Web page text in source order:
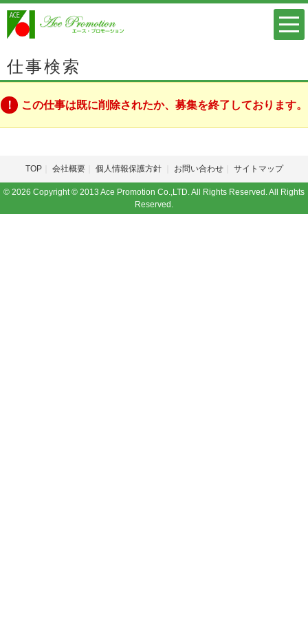
仕事検索
この仕事は既に削除されたか、募集を終了しております。
TOP 会社概要 個人情報保護方針 お問い合わせ サイトマップ
© 2026 Copyright © 2013 Ace Promotion Co.,LTD. All Rights Reserved. All Rights
Reserved.